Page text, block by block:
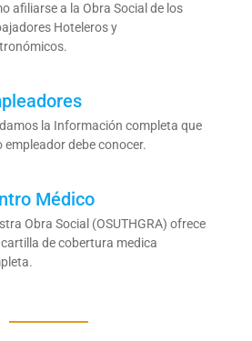
afiliarse a la Obra Social de los
Hoteleros y
la Información completa que
empleador debe conocer.
Médico
Obra Social (OSUTHGRA) ofrece
de cobertura medica